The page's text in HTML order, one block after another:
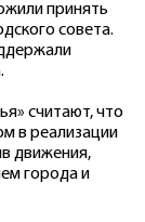
принять
совета.
считают, что
в реализации
движения,
города и